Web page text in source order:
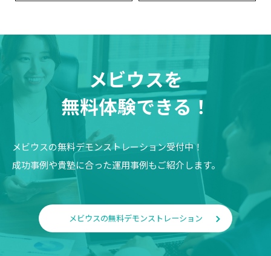
メビウスを
無料体験できる！
メビウスの無料デモンストレーション受付中！
成功事例や貴塾に合った運用事例もご紹介します。
メビウスの無料デモンストレーション